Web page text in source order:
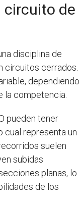
circuito de
disciplina de
circuitos cerrados.
dependiendo
la competencia.
pueden tener
cual representa un
suelen
subidas
planas, lo
de los